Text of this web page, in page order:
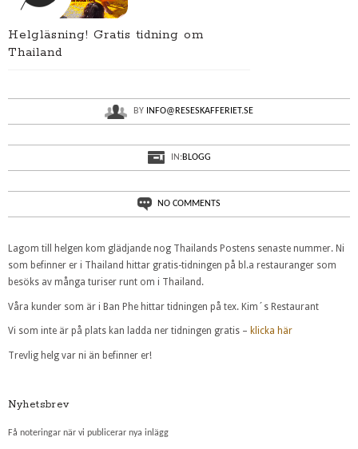
Helgläsning! Gratis tidning om
Thailand
BY INFO@RESESKAFFERIET.SE
IN:BLOGG
NO COMMENTS
Lagom till helgen kom glädjande nog Thailands Postens senaste nummer. Ni
som befinner er i Thailand hittar gratis-tidningen på bl.a restauranger som
besöks av många turiser runt om i Thailand.
Våra kunder som är i Ban Phe hittar tidningen på tex. Kim´s Restaurant
Vi som inte är på plats kan ladda ner tidningen gratis – klicka här
Trevlig helg var ni än befinner er!
Nyhetsbrev
Få noteringar när vi publicerar nya inlägg